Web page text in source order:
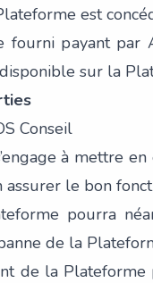
est
fourni payant
disponible sur la
Conseil
s’engage à
assurer le bon
pourra
de la
de la